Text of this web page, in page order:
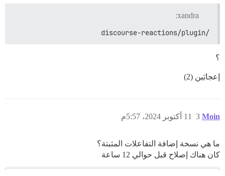
xandra:
/discourse-reactions/plugin
؟
إعجابَين (2)
Moin 11 أكتوبر 2024، 5:57م 3
ما هي نسخة إضافة التفاعلات المثبتة؟
كان هناك إصلاح قبل حوالي 12 ساعة